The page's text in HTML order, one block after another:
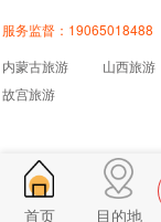
服务监督： 19065018488
内蒙古旅游
山西旅游
故宫旅游
首页 目的地